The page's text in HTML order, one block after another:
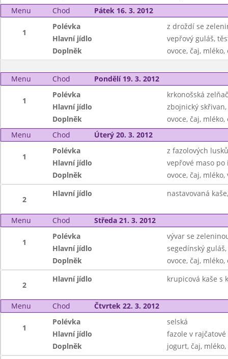
Menu
Chod Pátek 16. 3. 2012
1
Polévka
z droždí se
Hlavní jídlo
vepřový guláš,
Doplněk
ovoce, čaj,
Menu Chod Pondělí 19. 3. 2012
1
Polévka
krkonošská
Hlavní jídlo
zbojnický
Doplněk
ovoce, čaj,
Menu
Chod Úterý 20. 3. 2012
1
Polévka
z fazolových
Hlavní jídlo
vepřové maso po
Doplněk
ovoce, čaj,
2
Hlavní jídlo nastavovaná
Menu Chod Středa 21. 3. 2012
1
Polévka
vývar se
Hlavní jídlo
segedínský
Doplněk
ovoce, čaj,
2
Hlavní jídlo krupicová kaše s
Menu Chod Čtvrtek 22. 3. 2012
1
Polévka
selská
Hlavní jídlo
fazole v
Doplněk
jogurt, čaj,